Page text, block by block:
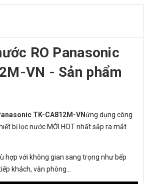
RO Panasonic
VN - Sản phẩm
TK-CA812M-VN ứng dụng công
bị lọc nước MỚI HOT nhất sắp ra mắt
hợp với không gian sang trọng như bếp
khách, văn phòng...